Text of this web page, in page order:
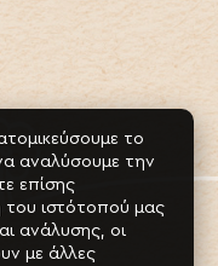
το
αναλύσουμε την
επίσης
του ιστότοπού μας
ανάλυσης, οι
με άλλες